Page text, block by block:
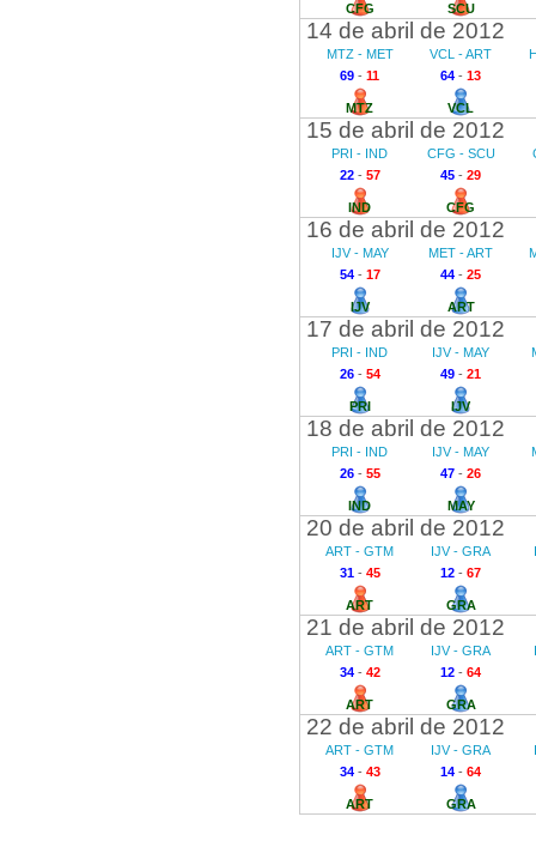
CFG SCU
14 de abril de 2012
MTZ - MET
69 - 11
MTZ
VCL - ART
64 - 13
VCL
15 de abril de 2012
PRI - IND
22- 57
IND
CFG - SCU
45 - 29
CFG
16 de abril de 2012
IJV - MAY
54- 17
IJV
MET - ART
44 - 25
ART
17 de abril de 2012
PRI - IND
26- 54
PRI
IJV - MAY
49 - 21
IJV
18 de abril de 2012
PRI - IND
26- 55
IND
IJV - MAY
47 - 26
MAY
20 de abril de 2012
ART - GTM
31- 45
ART
IJV - GRA
12 - 67
GRA
21 de abril de 2012
ART - GTM
34- 42
ART
IJV - GRA
12 - 64
GRA
22 de abril de 2012
ART - GTM
34- 43
ART
IJV - GRA
14 - 64
GRA